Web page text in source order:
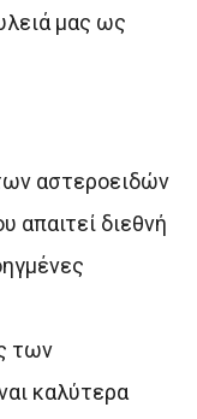
μας ως
αστεροειδών
απαιτεί διεθνή
των
καλύτερα